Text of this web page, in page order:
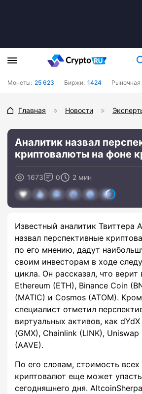
Монеты: 25 623 Биржи: 1424 Рыночная
Главная Новости
Аналитик назвал
криптовалюты на фоне
1673 0 2 мин
Известный аналитик Твиттера
назвал перспективные
по его мнению, дадут
своим инвесторам в ходе
цикла. Он рассказал, что верит
Ethereum (ETH), Binance Coin
(MATIC) и Cosmos (ATOM).
специалист отметил
виртуальных активов, как dYdX
(GMX), Chainlink (LINK),
(AAVE).
По его словам, стоимость всех
криптовалют еще может
сегодняшнего дня.